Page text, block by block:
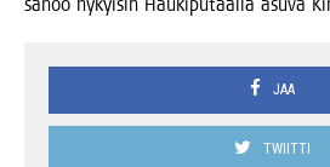
sanoo nykyi­sin Hau­ki­pu­taal­la asu­va
JAA
TWIITTI